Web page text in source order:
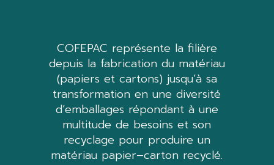
COFEPAC représente la filière
depuis la fabrication du matériau
(papiers et cartons) jusqu’à sa
transformationen une diversité
d’emballages répondant à une
multitude de besoinset son
recyclage pour produire un
matériau papier–carton recyclé.